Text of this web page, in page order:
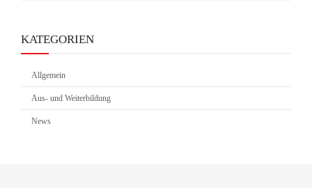
KATEGORIEN
Allgemein
Aus- und Weiterbildung
News